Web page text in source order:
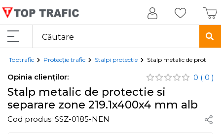
Toptrafic Protecție trafic Stalpi protectie Stalp metalic de protectie
Opinia clienților: 0 ( 0 )
Stalp metalic de protectie si
separare zone 219.1x400x4 mm alb
Cod produs: SSZ-0185-NEN